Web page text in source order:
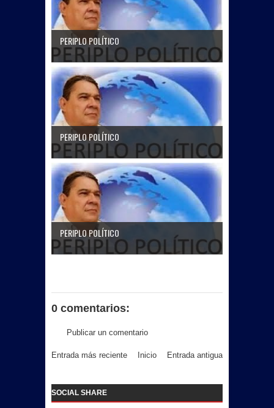
PERIPLO POLÍTICO
PERIPLO POLÍTICO
PERIPLO POLÍTICO
0 comentarios:
Publicar un comentario
Entrada más reciente Entrada antigua
Inicio
SOCIAL SHARE